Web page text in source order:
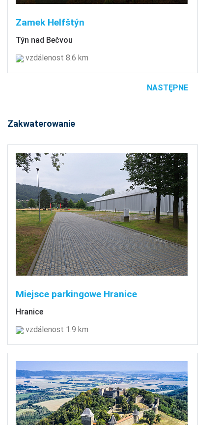
Zamek Helfštýn
Týn nad Bečvou
vzdálenost 8.6 km
NASTĘPNE
Zakwaterowanie
Miejsce parkingowe Hranice
Hranice
vzdálenost 1.9 km